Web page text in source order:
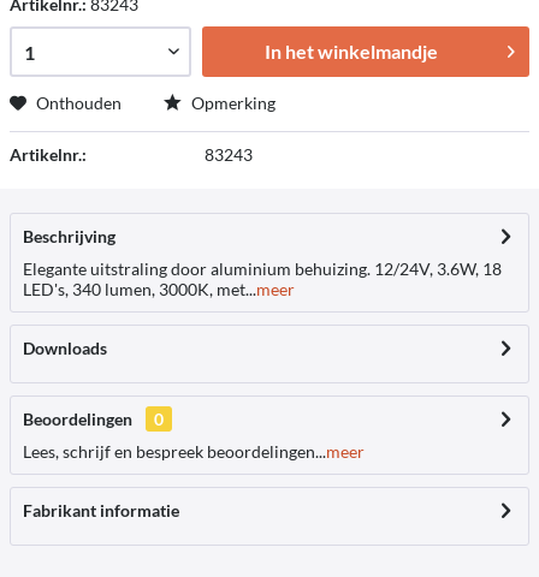
Artikelnr.: 83243
In het winkelmandje
Onthouden Opmerking
Artikelnr.: 83243
Beschrijving
Elegante uitstraling door aluminium behuizing. 12/24V, 3.6W, 18
LED's, 340 lumen, 3000K, met...meer
Downloads
Beoordelingen
0
Lees, schrijf en bespreek beoordelingen...meer
Fabrikant informatie